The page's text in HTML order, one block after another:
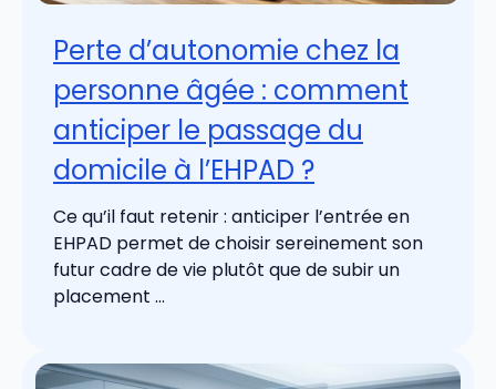
Perte d’autonomie chez la
personne âgée : comment
anticiper le passage du
domicile à l’EHPAD ?
Ce qu’il faut retenir : anticiper l’entrée en
EHPAD permet de choisir sereinement son
futur cadre de vie plutôt que de subir un
placement ...